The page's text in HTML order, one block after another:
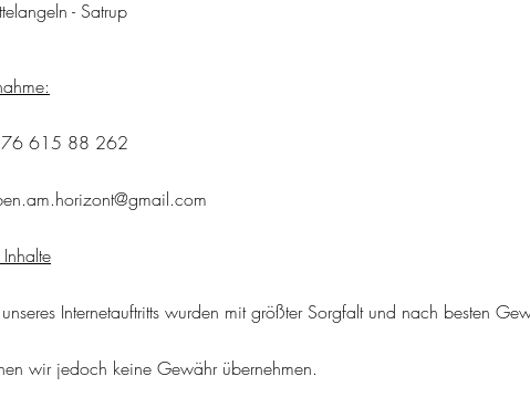
- Satrup
615 88 262
Internetauftritts wurden mit größter Sorgfalt und nach besten
wir jedoch keine Gewähr übernehmen.